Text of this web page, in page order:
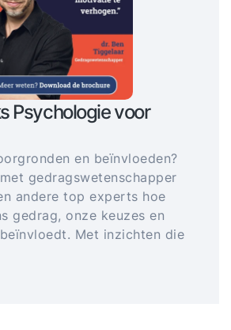
Psychologie voor
en beïnvloeden?
gedragswetenschapper
andere top experts hoe
gedrag, onze keuzes en
Met inzichten die